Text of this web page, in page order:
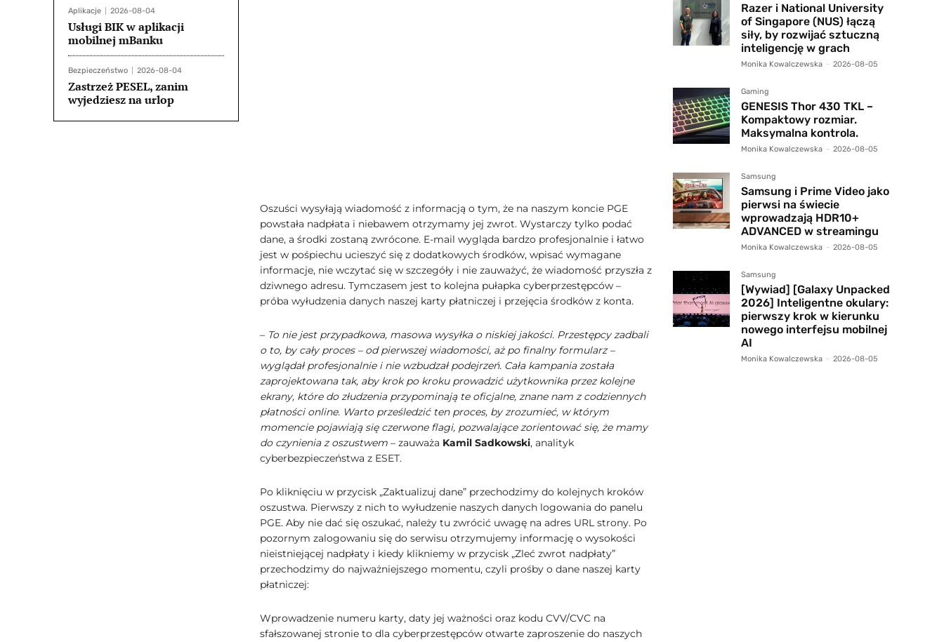
Aplikacje 2026-08-04
Usługi BIK w aplikacji
mobilnej mBanku
Bezpieczeństwo 2026-08-04
Zastrzeż PESEL, zanim
wyjedziesz na urlop
Oszuści wysyłają wiadomość z informacją o tym, że na naszym koncie PGE
powstała nadpłata i niebawem otrzymamy jej zwrot. Wystarczy tylko podać
dane, a środki zostaną zwrócone. E-mail wygląda bardzo profesjonalnie i łatwo
jest w pośpiechu ucieszyć się z dodatkowych środków, wpisać wymagane
informacje, nie wczytać się w szczegóły i nie zauważyć, że wiadomość przyszła z
dziwnego adresu. Tymczasem jest to kolejna pułapka cyberprzestępców –
próba wyłudzenia danych naszej karty płatniczej i przejęcia środków z konta.
– To nie jest przypadkowa, masowa wysyłka o niskiej jakości. Przestępcy zadbali
o to, by cały proces – od pierwszej wiadomości, aż po finalny formularz –
wyglądał profesjonalnie i nie wzbudzał podejrzeń. Cała kampania została
zaprojektowana tak, aby krok po kroku prowadzić użytkownika przez kolejne
ekrany, które do złudzenia przypominają te oficjalne, znane nam z codziennych
płatności online. Warto prześledzić ten proces, by zrozumieć, w którym
momencie pojawiają się czerwone flagi, pozwalające zorientować się, że mamy
do czynienia z oszustwem– zauważa Kamil Sadkowski, analityk
cyberbezpieczeństwa z ESET.
Po kliknięciu w przycisk „Zaktualizuj dane” przechodzimy do kolejnych kroków
oszustwa. Pierwszy z nich to wyłudzenie naszych danych logowania do panelu
PGE. Aby nie dać się oszukać, należy tu zwrócić uwagę na adres URL strony. Po
pozornym zalogowaniu się do serwisu otrzymujemy informację o wysokości
nieistniejącej nadpłaty i kiedy klikniemy w przycisk „Zleć zwrot nadpłaty”
przechodzimy do najważniejszego momentu, czyli prośby o dane naszej karty
płatniczej:
Wprowadzenie numeru karty, daty jej ważności oraz kodu CVV/CVC na
sfałszowanej stronie to dla cyberprzestępców otwarte zaproszenie do naszych
Razer i National University
of Singapore (NUS) łączą
siły, by rozwijać sztuczną
inteligencję w grach
Monika Kowalczewska - 2026-08-05
Gaming
GENESIS Thor 430 TKL –
Kompaktowy rozmiar.
Maksymalna kontrola.
Monika Kowalczewska - 2026-08-05
Samsung
Samsung i Prime Video jako
pierwsi na świecie
wprowadzają HDR10+
ADVANCED w streamingu
Monika Kowalczewska - 2026-08-05
Samsung
[Wywiad] [Galaxy Unpacked
2026] Inteligentne okulary:
pierwszy krok w kierunku
nowego interfejsu mobilnej
AI
Monika Kowalczewska - 2026-08-05